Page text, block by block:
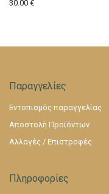
30.00 €
Παραγγελίες
Εντοπισμός παραγγελίας
Αποστολή Προϊόντων
Αλλαγές / Επιστροφές
Πληροφορίες